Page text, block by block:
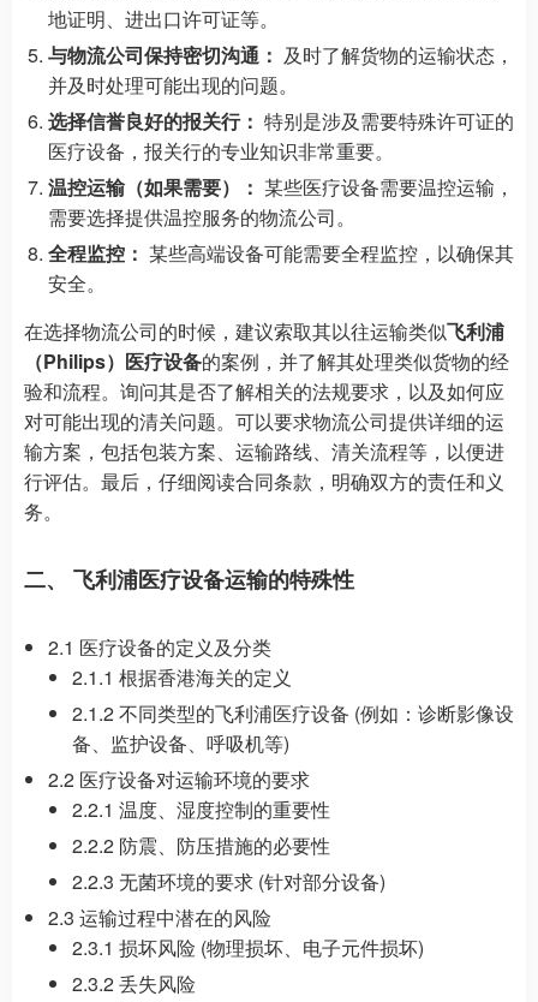
地证明、进出口许可证等。
与物流公司保持密切沟通： 及时了解货物的运输状态，
并及时处理可能出现的问题。
选择信誉良好的报关行： 特别是涉及需要特殊许可证的
医疗设备，报关行的专业知识非常重要。
温控运输（如果需要）： 某些医疗设备需要温控运输，
需要选择提供温控服务的物流公司。
全程监控： 某些高端设备可能需要全程监控，以确保其
安全。
在选择物流公司的时候，建议索取其以往运输类似飞利浦
（Philips）医疗设备的案例，并了解其处理类似货物的经
验和流程。询问其是否了解相关的法规要求，以及如何应
对可能出现的清关问题。可以要求物流公司提供详细的运
输方案，包括包装方案、运输路线、清关流程等，以便进
行评估。最后，仔细阅读合同条款，明确双方的责任和义
务。
二、 飞利浦医疗设备运输的特殊性
2.1 医疗设备的定义及分类
2.1.1 根据香港海关的定义
2.1.2 不同类型的飞利浦医疗设备 (例如：诊断影像设
备、监护设备、呼吸机等)
2.2 医疗设备对运输环境的要求
2.2.1 温度、湿度控制的重要性
2.2.2 防震、防压措施的必要性
2.2.3 无菌环境的要求 (针对部分设备)
2.3 运输过程中潜在的风险
2.3.1 损坏风险 (物理损坏、电子元件损坏)
2.3.2 丢失风险